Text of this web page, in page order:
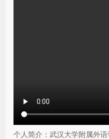
个人简介：武汉大学附属外